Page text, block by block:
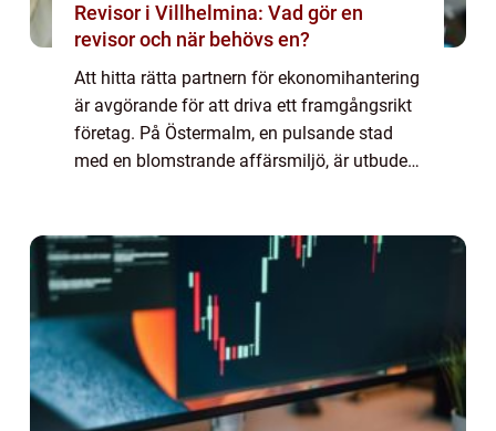
Revisor i Villhelmina: Vad gör en
revisor och när behövs en?
Att hitta rätta partnern för ekonomihantering
är avgörande för att driva ett framgångsrikt
företag. På Östermalm, en pulsande stad
med en blomstrande affärsmiljö, är utbudet